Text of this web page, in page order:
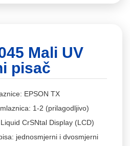
Mali UV
pisač
EPSON TX
1-2 (prilagodljivo)
CrSNtal Display (LCD)
jednosmjerni i dvosmjerni